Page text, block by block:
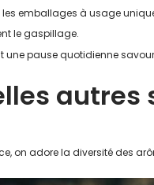
les emballages à usage
le gaspillage.
une pause quotidienne
autres
on adore la diversité des